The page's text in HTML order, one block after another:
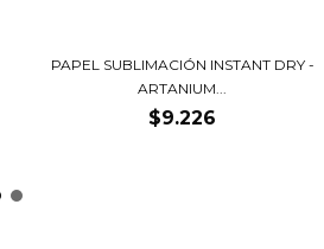
PAPEL SUBLIMACIÓN INSTANT DRY -
ARTANIUM...
$9.226